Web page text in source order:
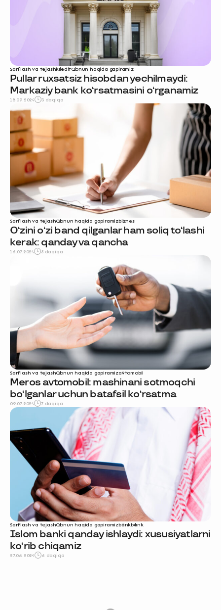
Sarflash va tejashkreditQonun haqida gapiramiz
Pullar ruxsatsiz hisobdan yechilmaydi:
Markaziy bank ko‘rsatmasini o‘rganamiz
18.09.2024 3 daqiqa
Sarflash va tejashQonun haqida gapiramizbiznes
O‘zini o‘zi band qilganlar ham soliq to‘lashi
kerak: qanday va qancha
16.07.2024 5 daqiqa
Sarflash va tejashQonun haqida gapiramizavtomobil
Meros avtomobil: mashinani sotmoqchi
bo‘lganlar uchun batafsil ko‘rsatma
09.07.2024 7 daqiqa
Sarflash va tejashQonun haqida gapiramizbankbank
Islom banki qanday ishlaydi: xususiyatlarni
ko‘rib chiqamiz
27.06.2024 6 daqiqa